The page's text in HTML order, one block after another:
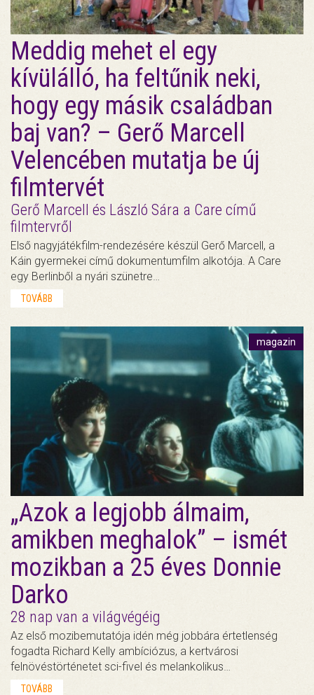
Meddig mehet el egy
kívülálló, ha feltűnik neki,
hogy egy másik családban
baj van? – Gerő Marcell
Velencében mutatja be új
filmtervét
Gerő Marcell és László Sára a Care című
filmtervről
Első nagyjátékfilm-rendezésére készül Gerő Marcell, a
Káin gyermekei című dokumentumfilm alkotója. A Care
egy Berlinből a nyári szünetre…
TOVÁBB
magazin
„Azok a legjobb álmaim,
amikben meghalok” – ismét
mozikban a 25 éves Donnie
Darko
28 nap van a világvégéig
Az első mozibemutatója idén még jobbára értetlenség
fogadta Richard Kelly ambíciózus, a kertvárosi
felnövéstörténetet sci-fivel és melankolikus…
TOVÁBB